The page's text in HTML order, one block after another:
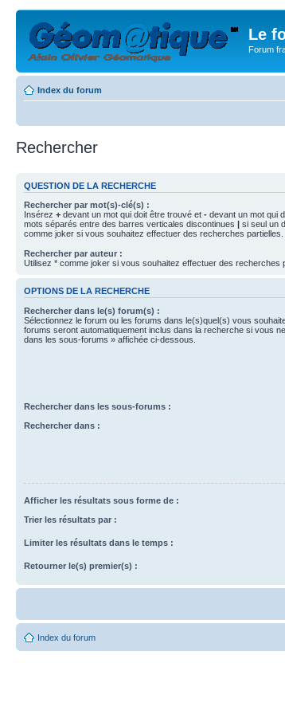
Le
Forum
Index du forum
Rechercher
QUESTION DE LA RECHERCHE
Rechercher par mot(s)-clé(s) :
Insérez + devant un mot qui doit être trouvé et - devant un mot qui
mots séparés entre des barres verticales discontinues | si seul un
comme joker si vous souhaitez effectuer des recherches partielles.
Rechercher par auteur :
Utilisez * comme joker si vous souhaitez effectuer des recherches
OPTIONS DE LA RECHERCHE
Rechercher dans le(s) forum(s) :
Sélectionnez le forum ou les forums dans le(s)quel(s) vous
forums seront automatiquement inclus dans la recherche si vous
dans les sous-forums » affichée ci-dessous.
Rechercher dans les sous-forums :
Rechercher dans :
Afficher les résultats sous forme de :
Trier les résultats par :
Limiter les résultats dans le temps :
Retourner le(s) premier(s) :
Index du forum